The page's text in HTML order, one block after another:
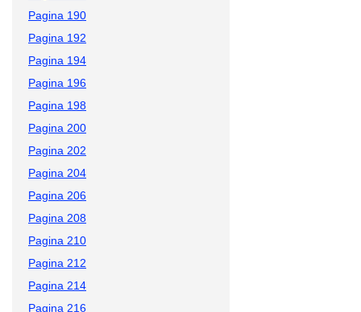
Pagina 190
Pagina 192
Pagina 194
Pagina 196
Pagina 198
Pagina 200
Pagina 202
Pagina 204
Pagina 206
Pagina 208
Pagina 210
Pagina 212
Pagina 214
Pagina 216